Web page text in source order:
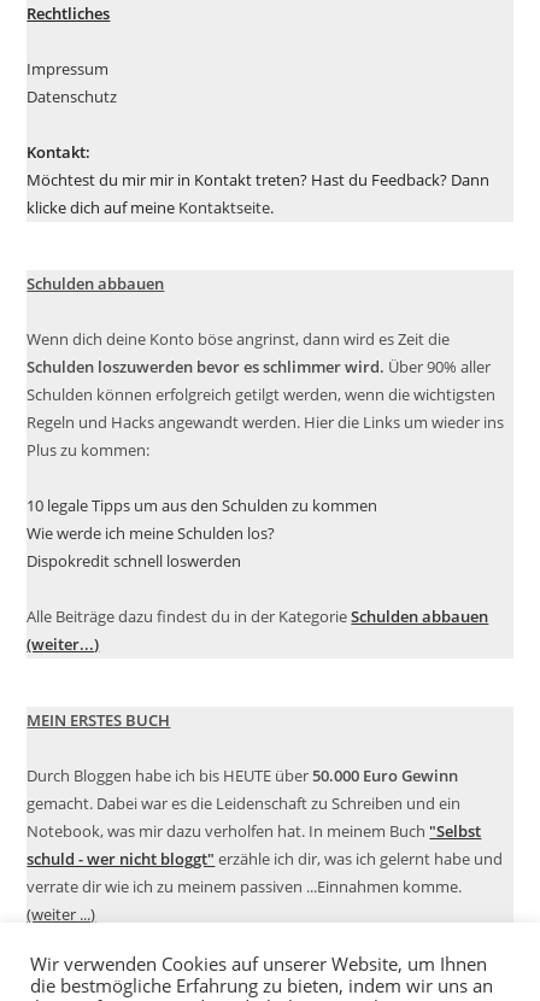
Rechtliches
Impressum
Datenschutz
Kontakt:
Möchtest du mir mir in Kontakt treten? Hast du Feedback? Dann
klicke dich auf meine Kontaktseite.
Schulden abbauen
Wenn dich deine Konto böse angrinst, dann wird es Zeit die
Schulden loszuwerden bevor es schlimmer wird. Über 90% aller
Schulden können erfolgreich getilgt werden, wenn die wichtigsten
Regeln und Hacks angewandt werden. Hier die Links um wieder ins
Plus zu kommen:
10 legale Tipps um aus den Schulden zu kommen
Wie werde ich meine Schulden los?
Dispokredit schnell loswerden
Alle Beiträge dazu findest du in der KategorieSchulden abbauen
(weiter...)
MEIN ERSTES BUCH
Durch Bloggen habe ich bis HEUTE über50.000 Euro Gewinn
gemacht. Dabei war es die Leidenschaft zu Schreiben und ein
Notebook, was mir dazu verholfen hat. In meinem Buch "Selbst
schuld - wer nicht bloggt" erzähle ich dir, was ich gelernt habe und
verrate dir wie ich zu meinem passiven ...Einnahmen komme.
(weiter ...)
Wir verwenden Cookies auf unserer Website, um Ihnen
die bestmögliche Erfahrung zu bieten, indem wir uns an